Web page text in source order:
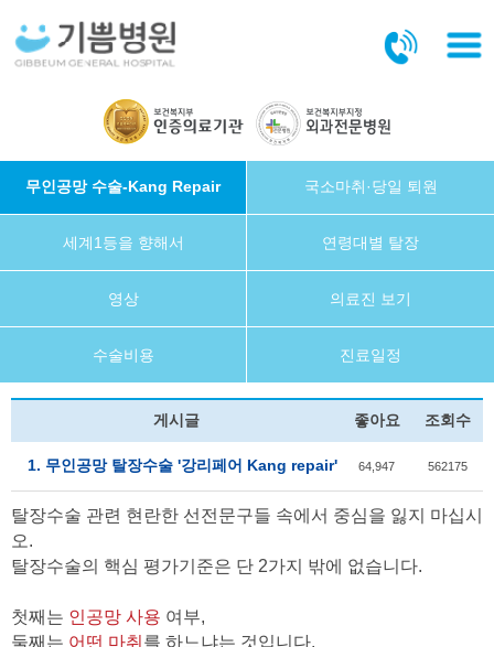
무인공망 수술-Kang Repair 국소마취·당일 퇴원
세계1등을 향해서 연령대별 탈장
영상 의료진 보기
수술비용 진료일정
게시글 좋아요 조회수
1. 무인공망 탈장수술 '강리페어 Kang repair' 64,947 562175
탈장수술 관련 현란한 선전문구들 속에서 중심을 잃지 마십시
오.
탈장수술의 핵심 평가기준은 단 2가지 밖에 없습니다.
첫째는 인공망 사용 여부,
둘째는 어떤 마취 를 하느냐는 것입니다.